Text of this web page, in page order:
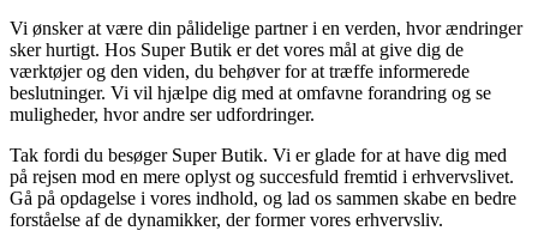
Vi ønsker at være din pålidelige partner i en verden, hvor ændringer
sker hurtigt. Hos Super Butik er det vores mål at give dig de
værktøjer og den viden, du behøver for at træffe informerede
beslutninger. Vi vil hjælpe dig med at omfavne forandring og se
muligheder, hvor andre ser udfordringer.
Tak fordi du besøger Super Butik. Vi er glade for at have dig med
på rejsen mod en mere oplyst og succesfuld fremtid i erhvervslivet.
Gå på opdagelse i vores indhold, og lad os sammen skabe en bedre
forståelse af de dynamikker, der former vores erhvervsliv.